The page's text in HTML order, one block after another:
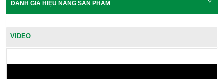
ĐÁNH GIÁ HIỆU NĂNG SẢN PHẨM
VIDEO